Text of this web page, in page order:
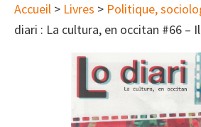
Accueil > Livres > Politique,
diari : La cultura, en occitan #66 –